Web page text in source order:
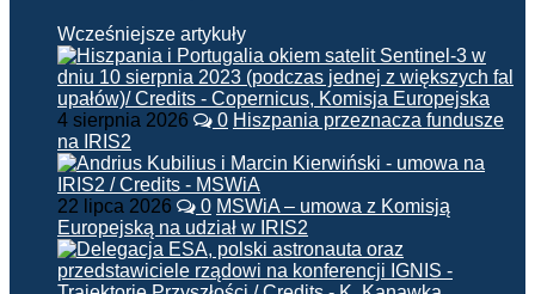
Wcześniejsze artykuły
4 sierpnia 2026 0 Hiszpania przeznacza fundusze
na IRIS2
22 lipca 2026 0 MSWiA – umowa z Komisją
Europejską na udział w IRIS2